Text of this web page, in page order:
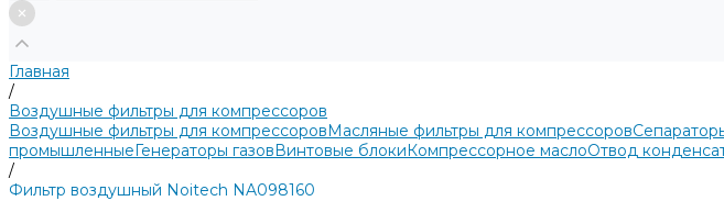
Главная
/
Воздушные фильтры для компрессоров
Воздушные фильтры для компрессоровМасляные фильтры для компрессоров
промышленныеГенераторы газовВинтовые блокиКомпрессорное маслоОтвод
/
Фильтр воздушный Noitech NA098160